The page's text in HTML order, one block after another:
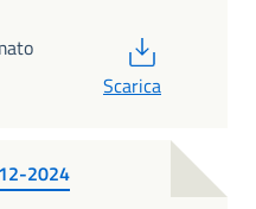
Scarica
2024